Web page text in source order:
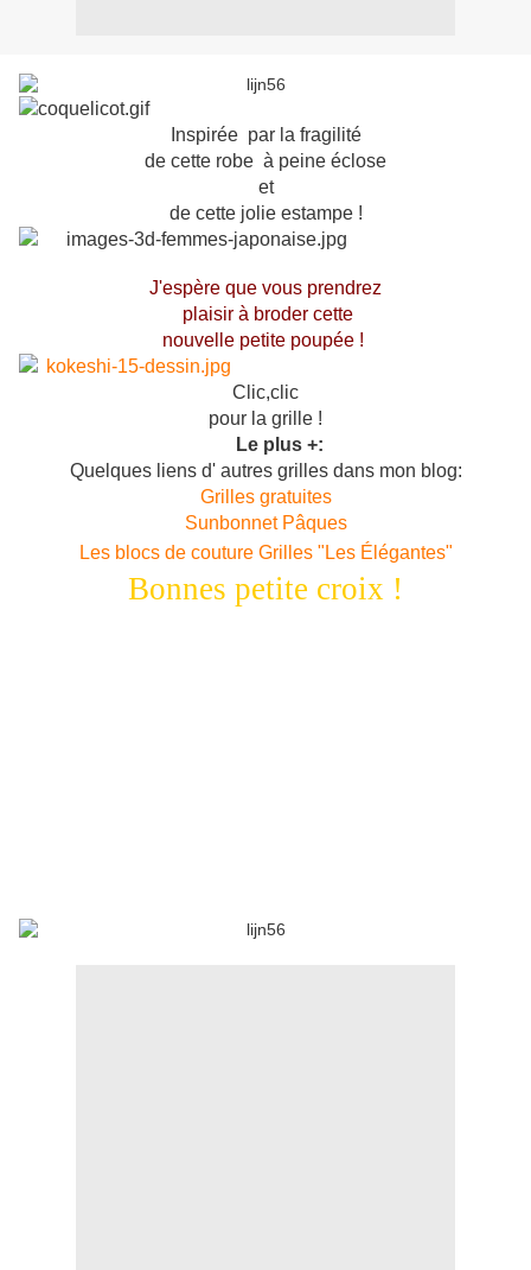
Inspirée par la fragilité
de cette robe à peine éclose
et
de cette jolie estampe !
J'espère que vous prendrez
plaisir à broder cette
nouvelle petite poupée !
Clic,clic
pour la grille !
Le plus +:
Quelques liens d' autres grilles dans mon blog:
Grilles gratuites
Sunbonnet Pâques
Les blocs de couture Grilles "Les Élégantes"
Bonnes petite croix !